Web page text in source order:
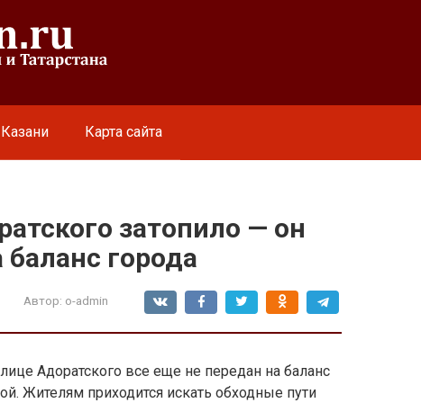
Карта сайта
затопило — он
города
Автор: o-admin
Адоратского все еще не передан на баланс
Жителям приходится искать обходные пути